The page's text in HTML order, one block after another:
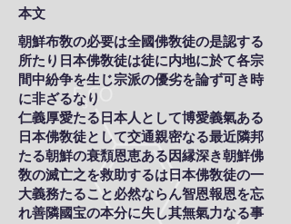
本文
朝鮮布敎の必要は全國佛敎徒の是認する
所たり日本佛敎徒は徒に内地に於て各宗
間中紛争を生じ宗派の優劣を論ず可き時
に非ざるなり
仁義厚愛たる日本人として博愛義氣ある
日本佛敎徒として交通親密なる最近隣邦
たる朝鮮の衰頽恩恵ある因縁深き朝鮮佛
敎の滅亡之を救助するは日本佛敎徒の一
大義務たること必然ならん智恩報恩を忘
れ善隣國宝の本分に失し其無氣力なる事